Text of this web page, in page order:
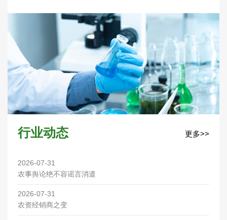
行业动态 更多>>
2026-07-31
农事舆论绝不容谣言消遣
2026-07-31
农资经销商之变